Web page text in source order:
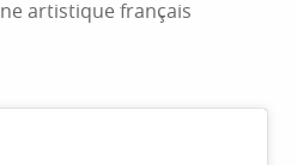
artistique français